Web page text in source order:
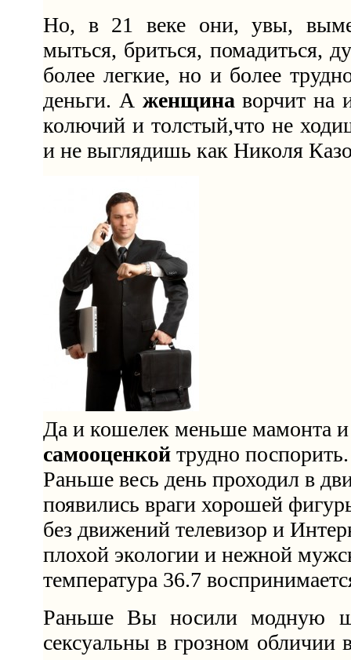
Но, в 21 веке они, увы,
мыться, бриться, помадиться,
более легкие, но и более
деньги. А женщина ворчит на
колючий и толстый,что не
и не выглядишь как Николя
Да и кошелек меньше мамонта
самооценкой трудно
Раньше весь день проходил в
появились враги хорошей
без движений телевизор и
плохой экологии и нежной
температура 36.7
Раньше Вы носили модную
сексуальны в грозном обличии